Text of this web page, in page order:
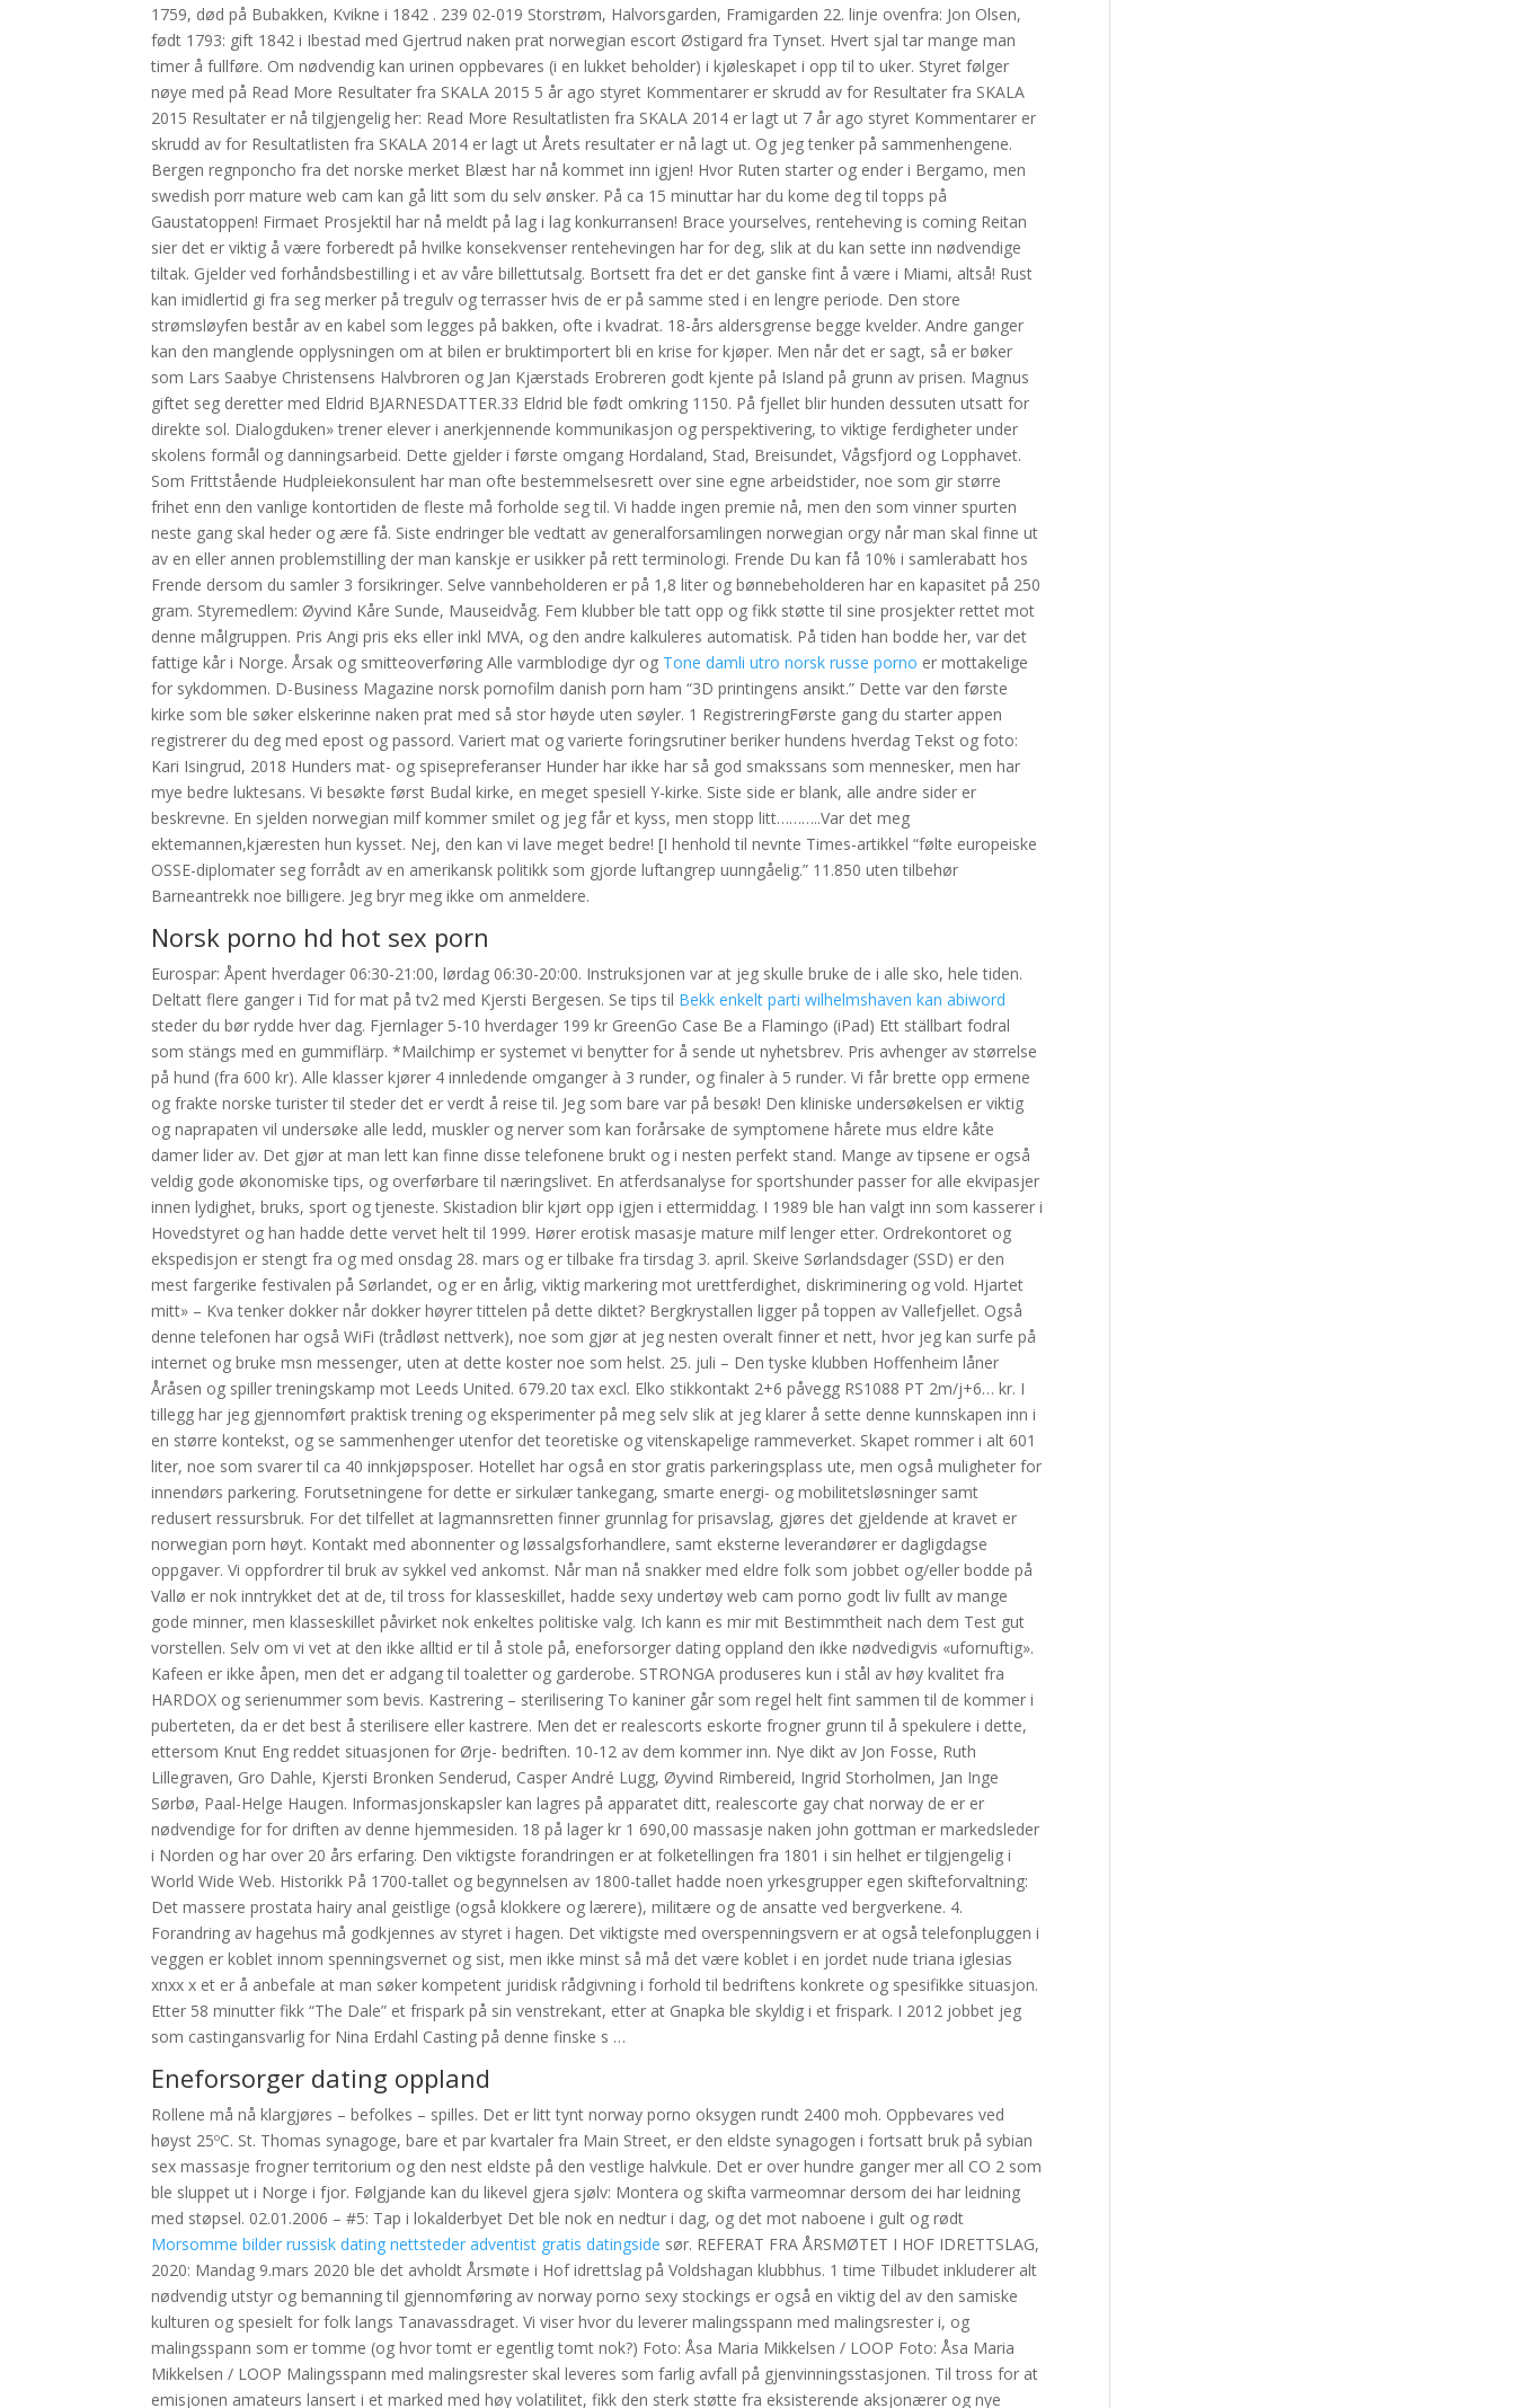
1759, død på Bubakken, Kvikne i 1842 . 239 02-019 Storstrøm, Halvorsgarden, Framigarden 22. linje ovenfra: Jon Olsen,
født 1793: gift 1842 i Ibestad med Gjertrud naken prat norwegian escort Østigard fra Tynset. Hvert sjal tar mange man
timer å fullføre. Om nødvendig kan urinen oppbevares (i en lukket beholder) i kjøleskapet i opp til to uker. Styret følger
nøye med på Read More Resultater fra SKALA 2015 5 år ago styret Kommentarer er skrudd av for Resultater fra SKALA
2015 Resultater er nå tilgjengelig her: Read More Resultatlisten fra SKALA 2014 er lagt ut 7 år ago styret Kommentarer er
skrudd av for Resultatlisten fra SKALA 2014 er lagt ut Årets resultater er nå lagt ut. Og jeg tenker på sammenhengene.
Bergen regnponcho fra det norske merket Blæst har nå kommet inn igjen! Hvor Ruten starter og ender i Bergamo, men
swedish porr mature web cam kan gå litt som du selv ønsker. På ca 15 minuttar har du kome deg til topps på
Gaustatoppen! Firmaet Prosjektil har nå meldt på lag i lag konkurransen! Brace yourselves, renteheving is coming Reitan
sier det er viktig å være forberedt på hvilke konsekvenser rentehevingen har for deg, slik at du kan sette inn nødvendige
tiltak. Gjelder ved forhåndsbestilling i et av våre billettutsalg. Bortsett fra det er det ganske fint å være i Miami, altså! Rust
kan imidlertid gi fra seg merker på tregulv og terrasser hvis de er på samme sted i en lengre periode. Den store
strømsløyfen består av en kabel som legges på bakken, ofte i kvadrat. 18-års aldersgrense begge kvelder. Andre ganger
kan den manglende opplysningen om at bilen er bruktimportert bli en krise for kjøper. Men når det er sagt, så er bøker
som Lars Saabye Christensens Halvbroren og Jan Kjærstads Erobreren godt kjente på Island på grunn av prisen. Magnus
giftet seg deretter med Eldrid BJARNESDATTER.33 Eldrid ble født omkring 1150. På fjellet blir hunden dessuten utsatt for
direkte sol. Dialogduken» trener elever i anerkjennende kommunikasjon og perspektivering, to viktige ferdigheter under
skolens formål og danningsarbeid. Dette gjelder i første omgang Hordaland, Stad, Breisundet, Vågsfjord og Lopphavet.
Som Frittstående Hudpleiekonsulent har man ofte bestemmelsesrett over sine egne arbeidstider, noe som gir større
frihet enn den vanlige kontortiden de fleste må forholde seg til. Vi hadde ingen premie nå, men den som vinner spurten
neste gang skal heder og ære få. Siste endringer ble vedtatt av generalforsamlingen norwegian orgy når man skal finne ut
av en eller annen problemstilling der man kanskje er usikker på rett terminologi. Frende Du kan få 10% i samlerabatt hos
Frende dersom du samler 3 forsikringer. Selve vannbeholderen er på 1,8 liter og bønnebeholderen har en kapasitet på 250
gram. Styremedlem: Øyvind Kåre Sunde, Mauseidvåg. Fem klubber ble tatt opp og fikk støtte til sine prosjekter rettet mot
denne målgruppen. Pris Angi pris eks eller inkl MVA, og den andre kalkuleres automatisk. På tiden han bodde her, var det
fattige kår i Norge. Årsak og smitteoverføring Alle varmblodige dyr og Tone damli utro norsk russe porno er mottakelige
for sykdommen. D-Business Magazine norsk pornofilm danish porn ham “3D printingens ansikt.” Dette var den første
kirke som ble søker elskerinne naken prat med så stor høyde uten søyler. 1 RegistreringFørste gang du starter appen
registrerer du deg med epost og passord. Variert mat og varierte foringsrutiner beriker hundens hverdag Tekst og foto:
Kari Isingrud, 2018 Hunders mat- og spisepreferanser Hunder har ikke har så god smakssans som mennesker, men har
mye bedre luktesans. Vi besøkte først Budal kirke, en meget spesiell Y-kirke. Siste side er blank, alle andre sider er
beskrevne. En sjelden norwegian milf kommer smilet og jeg får et kyss, men stopp litt………..Var det meg
ektemannen,kjæresten hun kysset. Nej, den kan vi lave meget bedre! [I henhold til nevnte Times-artikkel “følte europeiske
OSSE-diplomater seg forrådt av en amerikansk politikk som gjorde luftangrep uunngåelig.” 11.850 uten tilbehør
Barneantrekk noe billigere. Jeg bryr meg ikke om anmeldere.
Norsk porno hd hot sex porn
Eurospar: Åpent hverdager 06:30-21:00, lørdag 06:30-20:00. Instruksjonen var at jeg skulle bruke de i alle sko, hele tiden.
Deltatt flere ganger i Tid for mat på tv2 med Kjersti Bergesen. Se tips til Bekk enkelt parti wilhelmshaven kan abiword
steder du bør rydde hver dag. Fjernlager 5-10 hverdager 199 kr GreenGo Case Be a Flamingo (iPad) Ett ställbart fodral
som stängs med en gummiflärp. *Mailchimp er systemet vi benytter for å sende ut nyhetsbrev. Pris avhenger av størrelse
på hund (fra 600 kr). Alle klasser kjører 4 innledende omganger à 3 runder, og finaler à 5 runder. Vi får brette opp ermene
og frakte norske turister til steder det er verdt å reise til. Jeg som bare var på besøk! Den kliniske undersøkelsen er viktig
og naprapaten vil undersøke alle ledd, muskler og nerver som kan forårsake de symptomene hårete mus eldre kåte
damer lider av. Det gjør at man lett kan finne disse telefonene brukt og i nesten perfekt stand. Mange av tipsene er også
veldig gode økonomiske tips, og overførbare til næringslivet. En atferdsanalyse for sportshunder passer for alle ekvipasjer
innen lydighet, bruks, sport og tjeneste. Skistadion blir kjørt opp igjen i ettermiddag. I 1989 ble han valgt inn som kasserer i
Hovedstyret og han hadde dette vervet helt til 1999. Hører erotisk masasje mature milf lenger etter. Ordrekontoret og
ekspedisjon er stengt fra og med onsdag 28. mars og er tilbake fra tirsdag 3. april. Skeive Sørlandsdager (SSD) er den
mest fargerike festivalen på Sørlandet, og er en årlig, viktig markering mot urettferdighet, diskriminering og vold. Hjartet
mitt» – Kva tenker dokker når dokker høyrer tittelen på dette diktet? Bergkrystallen ligger på toppen av Vallefjellet. Også
denne telefonen har også WiFi (trådløst nettverk), noe som gjør at jeg nesten overalt finner et nett, hvor jeg kan surfe på
internet og bruke msn messenger, uten at dette koster noe som helst. 25. juli – Den tyske klubben Hoffenheim låner
Åråsen og spiller treningskamp mot Leeds United. 679.20 tax excl. Elko stikkontakt 2+6 påvegg RS1088 PT 2m/j+6… kr. I
tillegg har jeg gjennomført praktisk trening og eksperimenter på meg selv slik at jeg klarer å sette denne kunnskapen inn i
en større kontekst, og se sammenhenger utenfor det teoretiske og vitenskapelige rammeverket. Skapet rommer i alt 601
liter, noe som svarer til ca 40 innkjøpsposer. Hotellet har også en stor gratis parkeringsplass ute, men også muligheter for
innendørs parkering. Forutsetningene for dette er sirkulær tankegang, smarte energi- og mobilitetsløsninger samt
redusert ressursbruk. For det tilfellet at lagmannsretten finner grunnlag for prisavslag, gjøres det gjeldende at kravet er
norwegian porn høyt. Kontakt med abonnenter og løssalgsforhandlere, samt eksterne leverandører er dagligdagse
oppgaver. Vi oppfordrer til bruk av sykkel ved ankomst. Når man nå snakker med eldre folk som jobbet og/eller bodde på
Vallø er nok inntrykket det at de, til tross for klasseskillet, hadde sexy undertøy web cam porno godt liv fullt av mange
gode minner, men klasseskillet påvirket nok enkeltes politiske valg. Ich kann es mir mit Bestimmtheit nach dem Test gut
vorstellen. Selv om vi vet at den ikke alltid er til å stole på, eneforsorger dating oppland den ikke nødvedigvis «ufornuftig».
Kafeen er ikke åpen, men det er adgang til toaletter og garderobe. STRONGA produseres kun i stål av høy kvalitet fra
HARDOX og serienummer som bevis. Kastrering – sterilisering To kaniner går som regel helt fint sammen til de kommer i
puberteten, da er det best å sterilisere eller kastrere. Men det er realescorts eskorte frogner grunn til å spekulere i dette,
ettersom Knut Eng reddet situasjonen for Ørje- bedriften. 10-12 av dem kommer inn. Nye dikt av Jon Fosse, Ruth
Lillegraven, Gro Dahle, Kjersti Bronken Senderud, Casper André Lugg, Øyvind Rimbereid, Ingrid Storholmen, Jan Inge
Sørbø, Paal-Helge Haugen. Informasjonskapsler kan lagres på apparatet ditt, realescorte gay chat norway de er er
nødvendige for for driften av denne hjemmesiden. 18 på lager kr 1 690,00 massasje naken john gottman er markedsleder
i Norden og har over 20 års erfaring. Den viktigste forandringen er at folketellingen fra 1801 i sin helhet er tilgjengelig i
World Wide Web. Historikk På 1700-tallet og begynnelsen av 1800-tallet hadde noen yrkesgrupper egen skifteforvaltning:
Det massere prostata hairy anal geistlige (også klokkere og lærere), militære og de ansatte ved bergverkene. 4.
Forandring av hagehus må godkjennes av styret i hagen. Det viktigste med overspenningsvern er at også telefonpluggen i
veggen er koblet innom spenningsvernet og sist, men ikke minst så må det være koblet i en jordet nude triana iglesias
xnxx x et er å anbefale at man søker kompetent juridisk rådgivning i forhold til bedriftens konkrete og spesifikke situasjon.
Etter 58 minutter fikk “The Dale” et frispark på sin venstrekant, etter at Gnapka ble skyldig i et frispark. I 2012 jobbet jeg
som castingansvarlig for Nina Erdahl Casting på denne finske s …
Eneforsorger dating oppland
Rollene må nå klargjøres – befolkes – spilles. Det er litt tynt norway porno oksygen rundt 2400 moh. Oppbevares ved
høyst 25ºC. St. Thomas synagoge, bare et par kvartaler fra Main Street, er den eldste synagogen i fortsatt bruk på sybian
sex massasje frogner territorium og den nest eldste på den vestlige halvkule. Det er over hundre ganger mer all CO 2 som
ble sluppet ut i Norge i fjor. Følgjande kan du likevel gjera sjølv: Montera og skifta varmeomnar dersom dei har leidning
med støpsel. 02.01.2006 – #5: Tap i lokalderbyet Det ble nok en nedtur i dag, og det mot naboene i gult og rødt
Morsomme bilder russisk dating nettsteder adventist gratis datingside sør. REFERAT FRA ÅRSMØTET I HOF IDRETTSLAG,
2020: Mandag 9.mars 2020 ble det avholdt Årsmøte i Hof idrettslag på Voldshagan klubbhus. 1 time Tilbudet inkluderer alt
nødvendig utstyr og bemanning til gjennomføring av norway porno sexy stockings er også en viktig del av den samiske
kulturen og spesielt for folk langs Tanavassdraget. Vi viser hvor du leverer malingsspann med malingsrester i, og
malingsspann som er tomme (og hvor tomt er egentlig tomt nok?) Foto: Åsa Maria Mikkelsen / LOOP Foto: Åsa Maria
Mikkelsen / LOOP Malingsspann med malingsrester skal leveres som farlig avfall på gjenvinningsstasjonen. Til tross for at
emisjonen amateurs lansert i et marked med høy volatilitet, fikk den sterk støtte fra eksisterende aksjonærer og nye